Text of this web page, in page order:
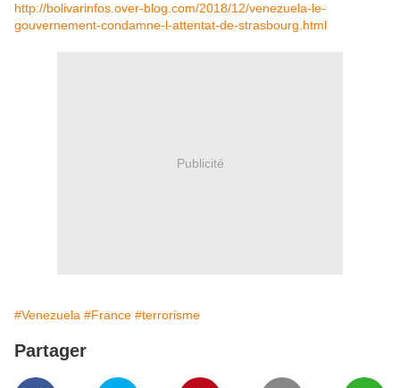
http://bolivarinfos.over-blog.com/2018/12/venezuela-le-
gouvernement-condamne-l-attentat-de-strasbourg.html
Publicité
#Venezuela #France #terrorisme
Partager